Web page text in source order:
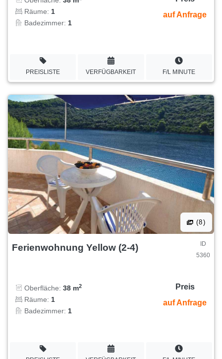
Räume: 1
Badezimmer: 1
auf Anfrage
PREISLISTE VERFÜGBARKEIT F/L MINUTE
(8)
Ferienwohnung Yellow (2-4)
ID
5360
Oberfläche: 38 m2
Räume: 1
Badezimmer: 1
Preis
auf Anfrage